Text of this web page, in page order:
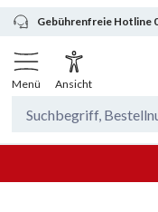
Gebührenfreie Hotline
Menü Ansicht